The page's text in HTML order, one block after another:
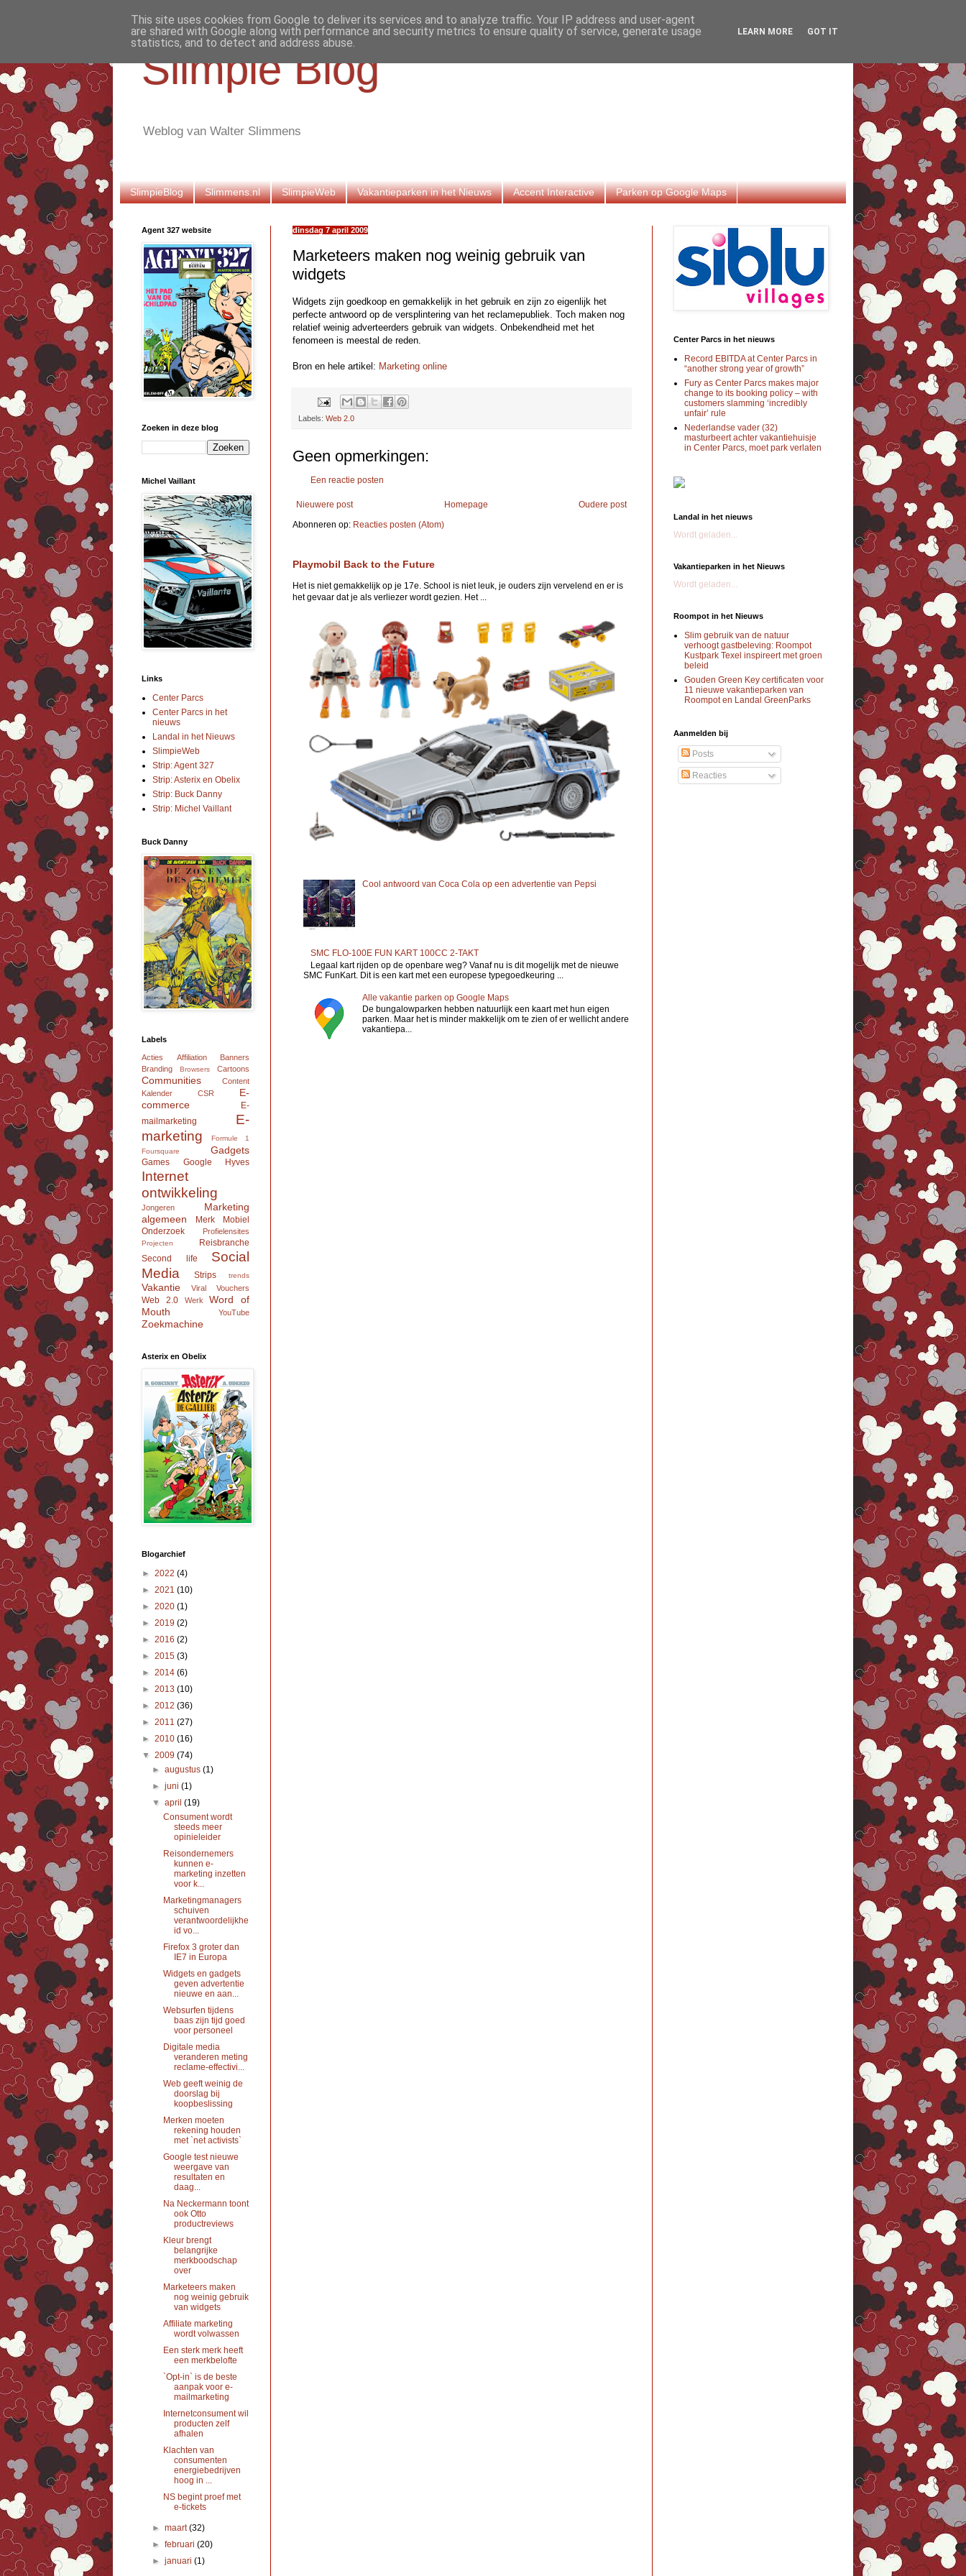
Slimpie Blog
Weblog van Walter Slimmens
SlimpieBlog Slimmens.nl SlimpieWeb Vakantieparken in het Nieuws Accent Interactive Parken op Google Maps
dinsdag 7 april 2009
Marketeers maken nog weinig gebruik van
widgets
Widgets zijn goedkoop en gemakkelijk in het gebruik en zijn zo eigenlijk het
perfecte antwoord op de versplintering van het reclamepubliek. Toch maken nog
relatief weinig adverteerders gebruik van widgets. Onbekendheid met het
fenomeen is meestal de reden.
Bron en hele artikel: Marketing online
Labels: Web 2.0
Geen opmerkingen:
Een reactie posten
Nieuwere post Oudere post
Homepage
Abonneren op: Reacties posten (Atom)
Playmobil Back to the Future
Het is niet gemakkelijk op je 17e. School is niet leuk, je ouders zijn vervelend en er is
het gevaar dat je als verliezer wordt gezien. Het ...
Cool antwoord van Coca Cola op een advertentie van Pepsi
SMC FLO-100E FUN KART 100CC 2-TAKT
Legaal kart rijden op de openbare weg? Vanaf nu is dit mogelijk met de nieuwe
SMC FunKart. Dit is een kart met een europese typegoedkeuring ...
Alle vakantie parken op Google Maps
De bungalowparken hebben natuurlijk een kaart met hun eigen
parken. Maar het is minder makkelijk om te zien of er wellicht andere
vakantiepa...
Agent 327 website
Zoeken in deze blog
Michel Vaillant
Links
Center Parcs
Center Parcs in het
nieuws
Landal in het Nieuws
SlimpieWeb
Strip: Agent 327
Strip: Asterix en Obelix
Strip: Buck Danny
Strip: Michel Vaillant
Buck Danny
Labels
Acties Affiliation
Banners
Branding
Browsers Cartoons
Communities
Content
Kalender
CSR
E-
commerce
E-
mailmarketing
E-
marketing
Formule 1
Foursquare
Gadgets
Games Google Hyves
Internet
ontwikkeling
Jongeren
Marketing
algemeen
Merk
Mobiel
Onderzoek
Profielensites
Projecten
Reisbranche
Second life
Social
Media
Strips trends
Vakantie Viral Vouchers
Web 2.0 Werk
Word of
Mouth
YouTube
Zoekmachine
Asterix en Obelix
Blogarchief
► 2022 (4)
► 2021 (10)
► 2020 (1)
► 2019 (2)
► 2016 (2)
► 2015 (3)
► 2014 (6)
► 2013 (10)
► 2012 (36)
► 2011 (27)
► 2010 (16)
▼ 2009 (74)
►augustus(1)
►juni(1)
▼april(19)
Consument wordt
steeds meer
opinieleider
Reisondernemers
kunnen e-
marketing inzetten
voor k...
Marketingmanagers
schuiven
verantwoordelijkhe
id vo...
Firefox 3 groter dan
IE7 in Europa
Widgets en gadgets
geven advertentie
nieuwe en aan...
Websurfen tijdens
baas zijn tijd goed
voor personeel
Digitale media
veranderen meting
reclame-effectivi...
Web geeft weinig de
doorslag bij
koopbeslissing
Merken moeten
rekening houden
met `net activists`
Google test nieuwe
weergave van
resultaten en
daag...
Na Neckermann toont
ook Otto
productreviews
Kleur brengt
belangrijke
merkboodschap
over
Marketeers maken
nog weinig gebruik
van widgets
Affiliate marketing
wordt volwassen
Een sterk merk heeft
een merkbelofte
`Opt-in` is de beste
aanpak voor e-
mailmarketing
Internetconsument wil
producten zelf
afhalen
Klachten van
consumenten
energiebedrijven
hoog in ...
NS begint proef met
e-tickets
►maart(32)
►februari(20)
►januari(1)
Center Parcs in het nieuws
Record EBITDA at Center Parcs in
“another strong year of growth”
Fury as Center Parcs makes major
change to its booking policy – with
customers slamming ‘incredibly
unfair’ rule
Nederlandse vader (32)
masturbeert achter vakantiehuisje
in Center Parcs, moet park verlaten
Landal in het nieuws
Wordt geladen...
Vakantieparken in het Nieuws
Wordt geladen...
Roompot in het Nieuws
Slim gebruik van de natuur
verhoogt gastbeleving: Roompot
Kustpark Texel inspireert met groen
beleid
Gouden Green Key certificaten voor
11 nieuwe vakantieparken van
Roompot en Landal GreenParks
Aanmelden bij
Posts
Reacties
This site uses cookies from Google to deliver its services and to analyze traffic. Your IP address and user-agent
are shared with Google along with performance and security metrics to ensure quality of service, generate usage
statistics, and to detect and address abuse.
LEARN MORE GOT IT